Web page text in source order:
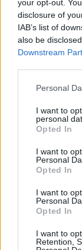
your opt-out.
disclosure of
IAB’s list of
also be
Downstream
Please note
not limited to
grant or deny
use your data
consent section.
Personal
I want to
personal
Opted In
I want to
Personal
Opted In
I want to
Personal
Opted In
I want to
Retention,
Come
schemi chiari
Cristian Castiglioni · 7
CHI SI FA CHI